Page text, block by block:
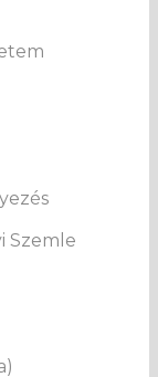
Szemle